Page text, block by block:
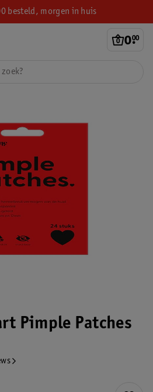
besteld, morgen in huis
0.
00
Pimple Patches